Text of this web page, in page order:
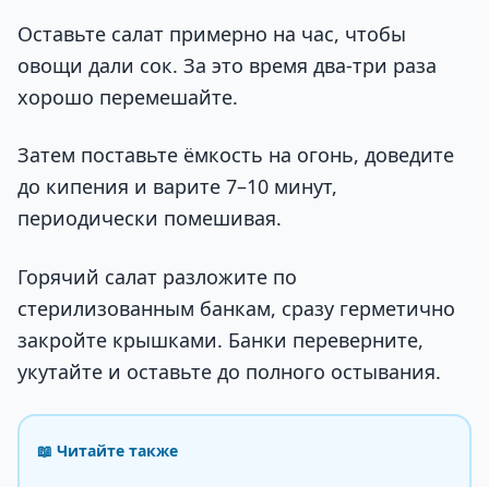
Оставьте салат примерно на час, чтобы
овощи дали сок. За это время два-три раза
хорошо перемешайте.
Затем поставьте ёмкость на огонь, доведите
до кипения и варите 7–10 минут,
периодически помешивая.
Горячий салат разложите по
стерилизованным банкам, сразу герметично
закройте крышками. Банки переверните,
укутайте и оставьте до полного остывания.
📖 Читайте также